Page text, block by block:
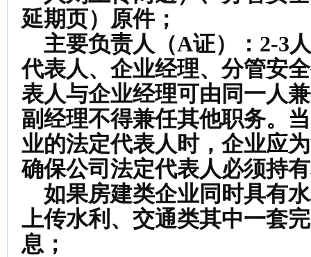
延期页）原件；
主要负责人（A证）：2-3
代表人、企业经理、分管安
表人与企业经理可由同一人
副经理不得兼任其他职务。
业的法定代表人时，企业应
确保公司法定代表人必须持
如果房建类企业同时具有
上传水利、交通类其中一套
息；